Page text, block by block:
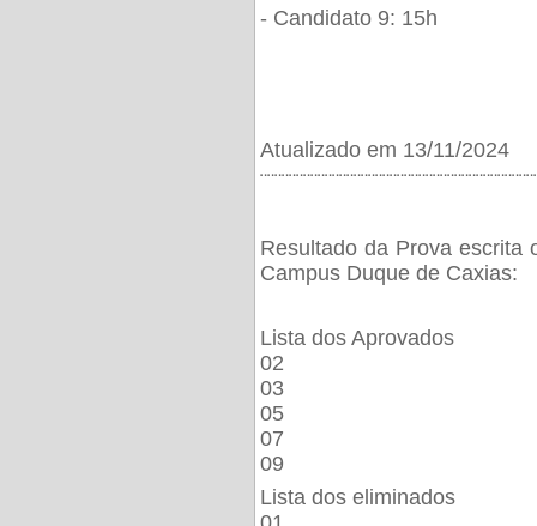
- Candidato 9: 15h
Atualizado em 13/11/2024
Resultado da Prova escrita
Campus Duque de Caxias:
Lista dos Aprovados
02
03
05
07
09
Lista dos eliminados